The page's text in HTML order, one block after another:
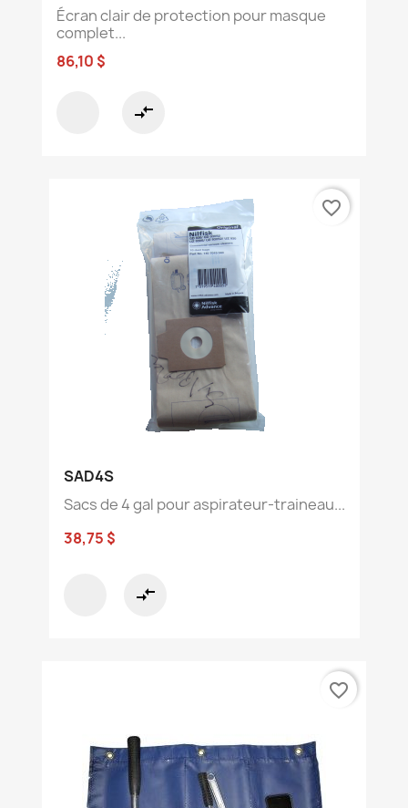
Écran clair de protection pour masque
complet...
86,10 $
compare_arrows
SAD4S
Sacs de 4 gal pour aspirateur-traineau...
38,75 $
compare_arrows
favorite_border
favorite_border